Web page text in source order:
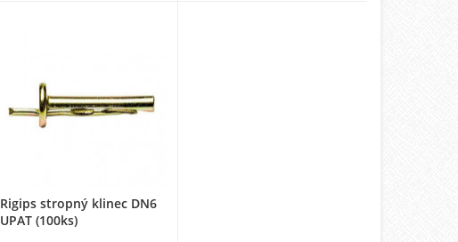
Rigips stropný klinec DN6
UPAT (100ks)